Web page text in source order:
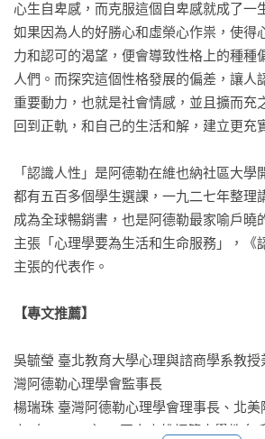
心生自卑感，而克服這個自卑感就成了一
如果因為人的好勝心和虛榮心作祟，使得
力和認可的渴望，便會導致性格上的種種
人們。而探究這個性格發展的偏差，讓人
重要動力，也就是社會情感，並且擴而充
回到正軌，和自己的生活和解，建立更充
「認識人性」是阿德勒在維也納社區大學
都有五百多個學生選課，一九二七年整理
成為全球暢銷書，也是阿德勒最家喻戶曉
主張「心理學要為生活和生命服務」，《
主張的代表作。
【專文推薦】
吳毓瑩 臺北教育大學心理與諮商學系教
灣阿德勒心理學會監事長
楊瑞珠 臺灣阿德勒心理學會理事長、北
人（Diplomat）、國立高雄師範大學教育